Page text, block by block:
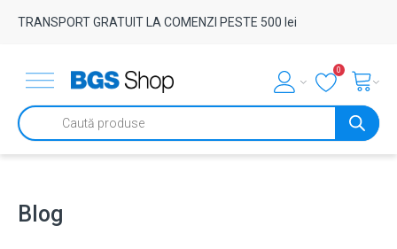
TRANSPORT GRATUIT LA COMENZI PESTE 500 lei
0
Products
search
Blog